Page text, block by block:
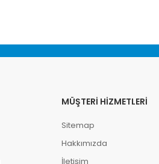
MÜŞTERI HIZMETLERI
Sitemap
Hakkımızda
İletişim